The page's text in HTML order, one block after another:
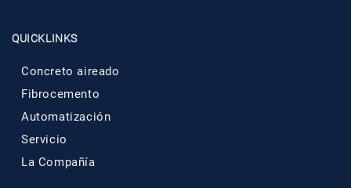
QUICKLINKS
Concreto aireado
Fibrocemento
Automatización
Servicio
La Compañía